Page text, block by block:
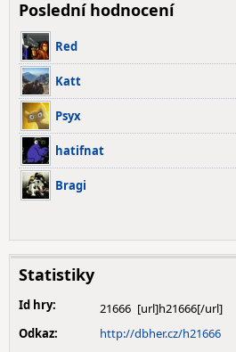
Poslední hodnocení
Red
Katt
Psyx
hatifnat
Bragi
Statistiky
Id hry:
21666
Odkaz:
http://dbher.cz/h21666